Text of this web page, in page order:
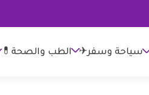
سياحة وسفر✈ الطب والصحة💊